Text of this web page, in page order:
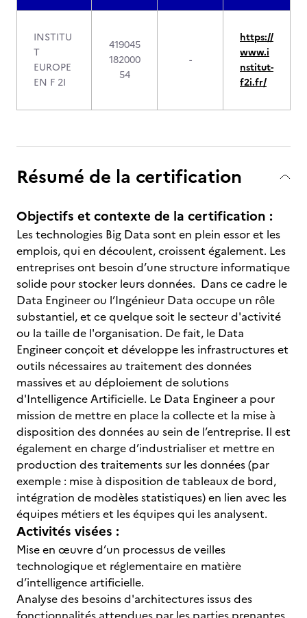
INSTITU
T
EUROPE
EN F 2I
419045
182000
54
-
https://
www.i
nstitut-
f2i.fr/
Résumé de la certification
Objectifs et contexte de la certification :
Les technologies Big Data sont en plein essor et les
emplois, qui en découlent, croissent également. Les
entreprises ont besoin d’une structure informatique
solide pour stocker leurs données. Dans ce cadre le
Data Engineer ou l’Ingénieur Data occupe un rôle
substantiel, et ce quelque soit le secteur d'activité
ou la taille de l'organisation. De fait, le Data
Engineer conçoit et développe les infrastructures et
outils nécessaires au traitement des données
massives et au déploiement de solutions
d'Intelligence Artificielle. Le Data Engineer a pour
mission de mettre en place la collecte et la mise à
disposition des données au sein de l’entreprise. Il est
également en charge d’industrialiser et mettre en
production des traitements sur les données (par
exemple : mise à disposition de tableaux de bord,
intégration de modèles statistiques) en lien avec les
équipes métiers et les équipes qui les analysent.
Activités visées :
Mise en œuvre d’un processus de veilles
technologique et réglementaire en matière
d’intelligence artificielle.
Analyse des besoins d'architectures issus des